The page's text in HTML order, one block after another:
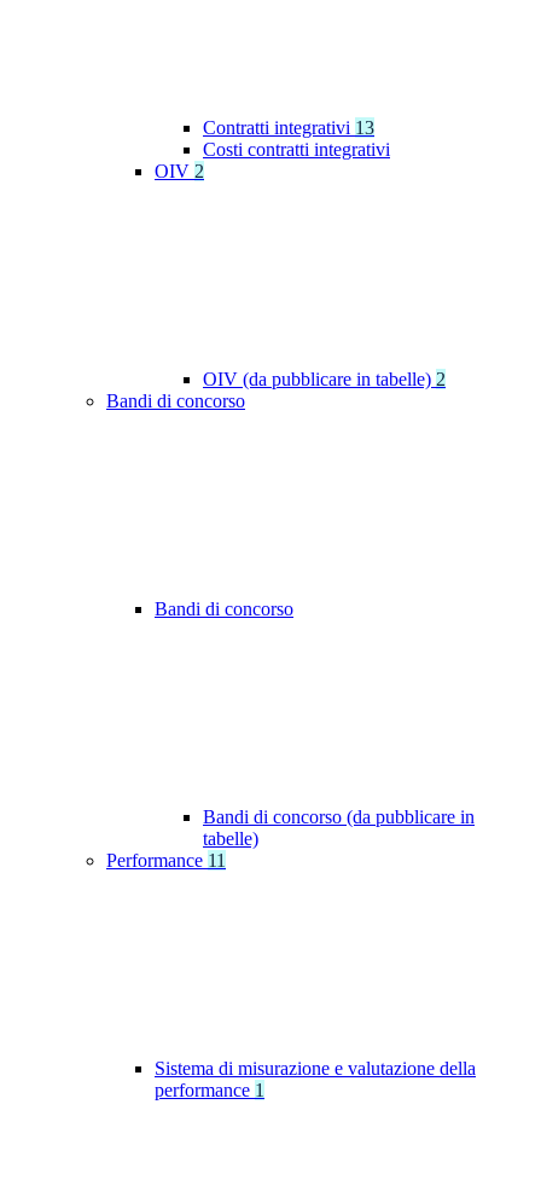
Contratti integrativi 13
Costi contratti integrativi
OIV 2
OIV (da pubblicare in tabelle) 2
Bandi di concorso
Bandi di concorso
Bandi di concorso (da pubblicare in
tabelle)
Performance 11
Sistema di misurazione e valutazione della
performance 1